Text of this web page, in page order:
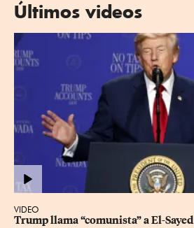
Últimos videos
VIDEO
Trump llama “comunista” a El-Sayed